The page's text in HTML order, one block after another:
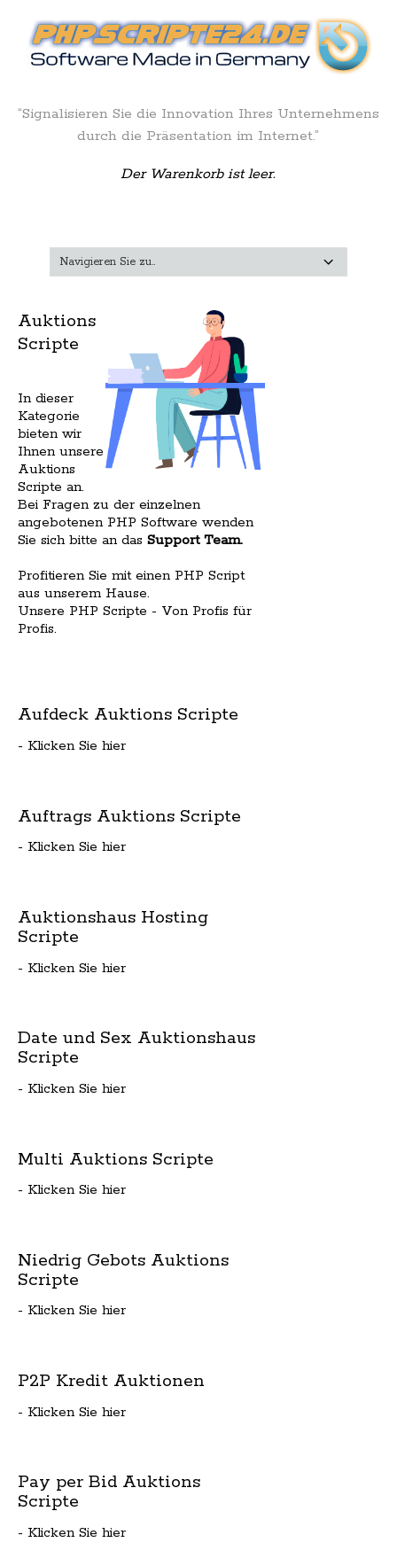
“Signalisieren Sie die Innovation Ihres Unternehmens
durch die Präsentation im Internet.”
Der Warenkorb ist leer.
Auktions
Scripte
In dieser
Kategorie
bieten wir
Ihnen unsere
Auktions
Scripte an.
Bei Fragen zu der einzelnen
angebotenen PHP Software wenden
Sie sich bitte an das Support Team.
Profitieren Sie mit einen PHP Script
aus unserem Hause.
Unsere PHP Scripte - Von Profis für
Profis.
Aufdeck Auktions Scripte
- Klicken Sie hier
Auftrags Auktions Scripte
- Klicken Sie hier
Auktionshaus Hosting
Scripte
- Klicken Sie hier
Date und Sex Auktionshaus
Scripte
- Klicken Sie hier
Multi Auktions Scripte
- Klicken Sie hier
Niedrig Gebots Auktions
Scripte
- Klicken Sie hier
P2P Kredit Auktionen
- Klicken Sie hier
Pay per Bid Auktions
Scripte
- Klicken Sie hier